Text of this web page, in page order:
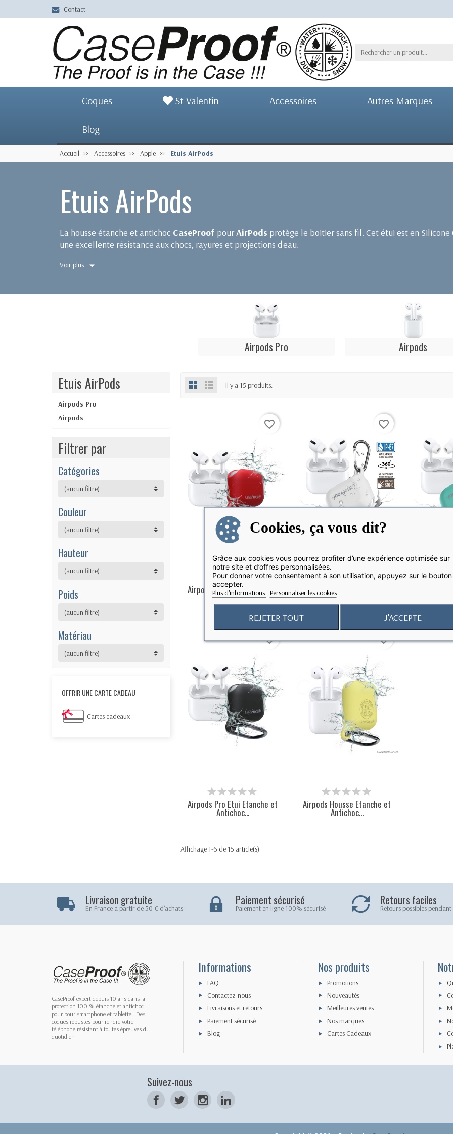
Contact
Coques St Valentin Accessoires Autres Marques
Blog
Accueil Accessoires Apple Etuis AirPods
Etuis AirPods
La housse étanche et antichoc CaseProof pourAirPods protège le boitier sans fil. Cet étui est en
une excellente résistance aux chocs, rayures et projections d'eau.
Voir plus
Airpods Pro Airpods
Etuis AirPods
Airpods Pro
Airpods
Filtrer par
Catégories
(aucun filtre)
Couleur
(aucun filtre)
Hauteur
(aucun filtre)
Poids
(aucun filtre)
Matériau
(aucun filtre)
OFFRIR UNE CARTE CADEAU
Cartes cadeaux
Il y a 15 produits.
favorite_border
Airpods Pro Etui Etanche et
Antichoc...
favorite_border
Airpods Pro Etui Etanche et
Antichoc...
Airpods
favorite_border
Airpods Pro Etui Etanche et
Antichoc...
favorite_border
Airpods Housse Etanche et
Antichoc...
Affichage 1-6 de 15 article(s)
Livraison gratuite
En France à partir de 50 € d'achats
Paiement sécurisé
Paiement en ligne 100% sécurisé
Retours faciles
Retours possibles
CaseProof expert depuis 10 ans dans la
protection 100 % étanche et antichoc
pour pour smartphone et tablette . Des
coques robustes pour rendre votre
téléphone résistant à toutes épreuves du
quotidien
Informations
FAQ
Contactez-nous
Livraisons et retours
Paiement sécurisé
Blog
Nos produits
Promotions
Nouveautés
Meilleures ventes
Nos marques
Cartes Cadeaux
Cookies, ça vous dit?
Grâce aux cookies vous pourrez profiter d’une expérience optimisée sur
notre site et d’offres personnalisées.
Pour donner votre consentement à son utilisation, appuyez sur le bouton
accepter.
Plus d'informations Personnaliser les cookies
REJETER TOUT J'ACCEPTE
Suivez-nous